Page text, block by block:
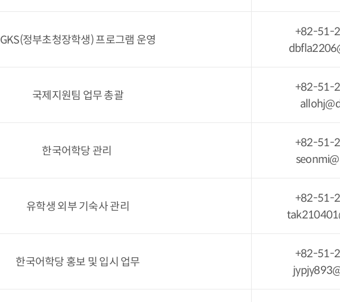
GKS(정부초청장학생) 프로그램 운영
+82-51-
국제지원팀 업무 총괄
+82-51-
한국어학당 관리
+82-51-
유학생 외부 기숙사 관리
+82-51-
한국어학당 홍보 및 입시 업무
+82-51-